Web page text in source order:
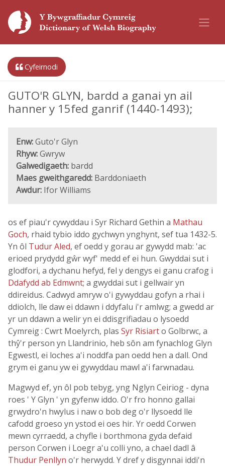
Cyfeirnodi
GUTO'R GLYN, bardd a ganai yn ail
hanner y 15fed ganrif (1440-1493);
Enw:Guto'r Glyn
Rhyw:Gwryw
Galwedigaeth: bardd
Maes gweithgaredd: Barddoniaeth
Awdur: Ifor Williams
os ef piau'r cywyddau i Syr Richard Gethin a Mathau
Goch, rhaid tybio iddo gychwyn ynghynt, sef tua 1432-5.
Yn ôl Tudur Aled, ef oedd y gorau ar gywydd mab: 'ac
erioed prydydd gŵr wyf' medd ef ei hun. Gwyddai sut i
glodfori, a dychanu hefyd, fel y dengys ei ganu crafog i
Ddafydd ab Edmwnt; a gwyddai sut i gellwair yn
ddireidus. Cadwyd amryw o'i gywyddau gofyn a rhai i
ddiolch, lle daw ei ddawn i ddyfalu i'r amlwg; a gwedd ar
yr un ddawn a welir yn ei ddisgrifiadau o lysoedd
Cymreig : Cwrt Moelyrch, plas Syr Risiarto Golbrwc, a
thŷ'r person yn Llandrinio, heb sôn am fynachlog Glyn
Egwestl, ei loches a'i noddfa pan oedd hen a dall. Ond
grym ei ganu yw ei gywyddau mawl a'i farwnadau.
Magwyd ef, yn ôl pob tebyg, yng Nglyn Ceiriog - dyna
roes ' Y Glyn ' yn gyfenw iddo. O'r fro honno gallai
grwydro'n hwylus i naw o bob deg o'r llysoedd lle
cafodd groeso yn ystod ei oes hir. Yr oedd Corwen
mewn cyrraedd, a chyfle i borthmona gyda defaid
person Corwen i Loegr a'u colli yno, a chael dadl â
Thudur Penllyn o'r herwydd. Y dref y disgynnai iddi'n